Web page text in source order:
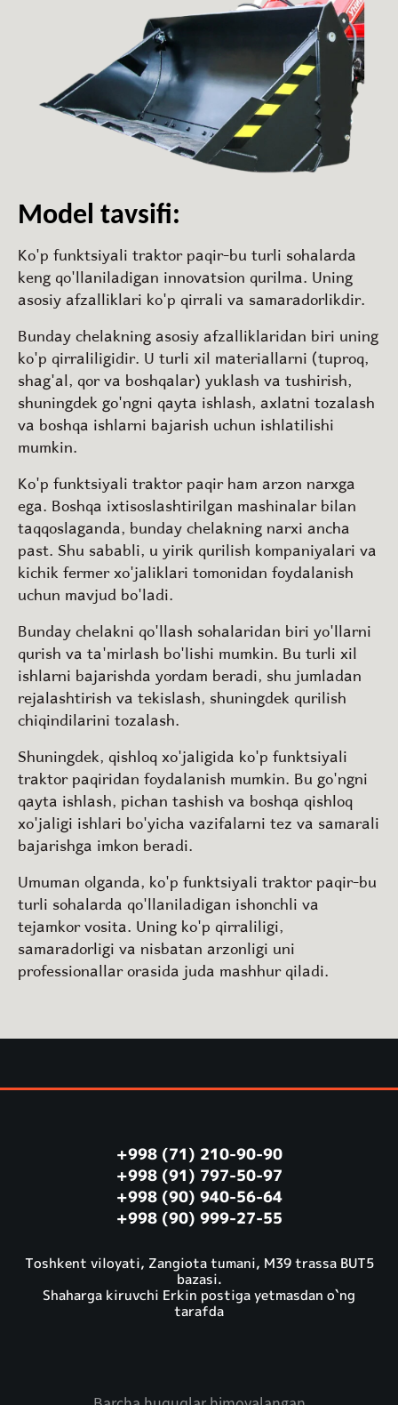
Model tavsifi:
Ko'p funktsiyali traktor paqir-bu turli sohalarda
keng qo'llaniladigan innovatsion qurilma. Uning
asosiy afzalliklari ko'p qirrali va samaradorlikdir.
Bunday chelakning asosiy afzalliklaridan biri uning
ko'p qirraliligidir. U turli xil materiallarni (tuproq,
shag'al, qor va boshqalar) yuklash va tushirish,
shuningdek go'ngni qayta ishlash, axlatni tozalash
va boshqa ishlarni bajarish uchun ishlatilishi
mumkin.
Ko'p funktsiyali traktor paqir ham arzon narxga
ega. Boshqa ixtisoslashtirilgan mashinalar bilan
taqqoslaganda, bunday chelakning narxi ancha
past. Shu sababli, u yirik qurilish kompaniyalari va
kichik fermer xo'jaliklari tomonidan foydalanish
uchun mavjud bo'ladi.
Bunday chelakni qo'llash sohalaridan biri yo'llarni
qurish va ta'mirlash bo'lishi mumkin. Bu turli xil
ishlarni bajarishda yordam beradi, shu jumladan
rejalashtirish va tekislash, shuningdek qurilish
chiqindilarini tozalash.
Shuningdek, qishloq xo'jaligida ko'p funktsiyali
traktor paqiridan foydalanish mumkin. Bu go'ngni
qayta ishlash, pichan tashish va boshqa qishloq
xo'jaligi ishlari bo'yicha vazifalarni tez va samarali
bajarishga imkon beradi.
Umuman olganda, ko'p funktsiyali traktor paqir-bu
turli sohalarda qo'llaniladigan ishonchli va
tejamkor vosita. Uning ko'p qirraliligi,
samaradorligi va nisbatan arzonligi uni
professionallar orasida juda mashhur qiladi.
+998 (71) 210-90-90
+998 (91) 797-50-97
+998 (90) 940-56-64
+998 (90) 999-27-55
Toshkent viloyati, Zangiota tumani, M39 trassa BUT5
bazasi.
Shaharga kiruvchi Erkin postiga yetmasdan o`ng
tarafda